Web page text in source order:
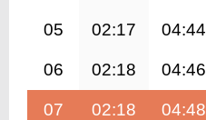
05 02:17 04:44
06 02:18 04:46
07 02:18 04:48